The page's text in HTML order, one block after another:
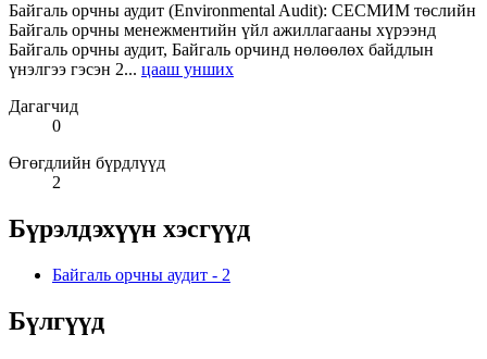
Байгаль орчны аудит (Environmental Audit): СЕСМИМ төслийн
Байгаль орчны менежментийн үйл ажиллагааны хүрээнд
Байгаль орчны аудит, Байгаль орчинд нөлөөлөх байдлын
үнэлгээ гэсэн 2... цааш унших
Дагагчид
0
Өгөгдлийн бүрдлүүд
2
Бүрэлдэхүүн хэсгүүд
Байгаль орчны аудит - 2
Бүлгүүд